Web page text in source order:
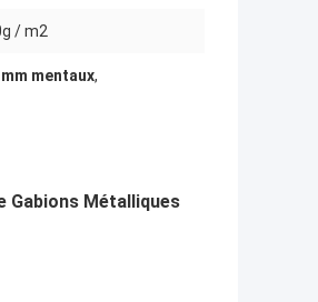
/ m2
mentaux,
Gabions Métalliques